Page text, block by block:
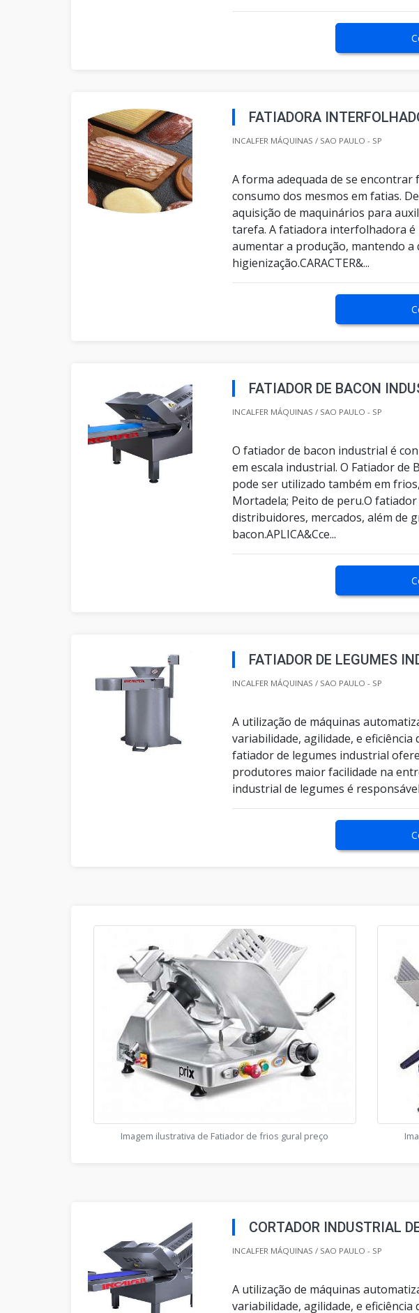
FATIADORA
INCALFER MÁQUINAS / SAO PAULO - SP
A forma adequada de se
consumo dos mesmos em fatias.
aquisição de maquinários para
tarefa. A fatiadora interfolhadora é
aumentar a produção, mantendo a
higienização.CARACTER&...
FATIADOR DE BACON
INCALFER MÁQUINAS / SAO PAULO - SP
O fatiador de bacon industrial é
em escala industrial. O Fatiador
pode ser utilizado também em
Mortadela; Peito de peru.O
distribuidores, mercados, além de
bacon.APLICA&Cce...
FATIADOR DE LEGUMES
INCALFER MÁQUINAS / SAO PAULO - SP
A utilização de máquinas
variabilidade, agilidade, e
fatiador de legumes industrial
produtores maior facilidade na
industrial de legumes é
Imagem ilustrativa de Fatiador de frios gural preço
CORTADOR INDUSTRIAL
INCALFER MÁQUINAS / SAO PAULO - SP
A utilização de máquinas
variabilidade, agilidade, e